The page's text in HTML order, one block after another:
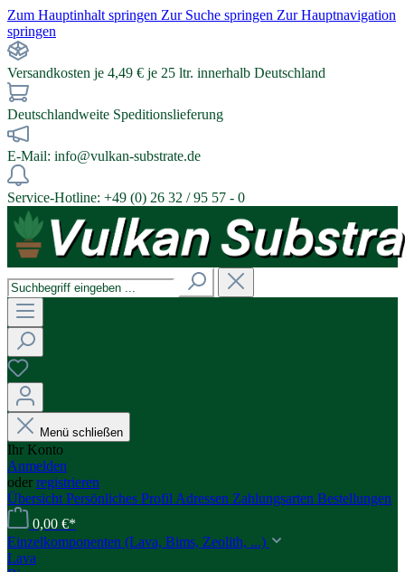
Zum Hauptinhalt springen Zur Suche springen Zur Hauptnavigation
springen
Versandkosten je 4,49 € je 25 ltr. innerhalb Deutschland
Deutschlandweite Speditionslieferung
E-Mail: info@vulkan-substrate.de
Service-Hotline: +49 (0) 26 32 / 95 57 - 0
Menü schließen
Ihr Konto
Anmelden
oder registrieren
Übersicht Persönliches Profil Adressen Zahlungsarten Bestellungen
0,00 €*
Einzelkomponenten (Lava, Bims, Zeolith, ...)
Lava